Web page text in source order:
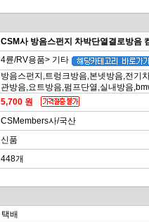
CSM사 방음스펀지 차박단열결로방음
4륜/RV용품> 기타
방음스펀지,트렁크방음,본넷방음,전기
관방음,요트방음,펌프단열,실내방음
5,700 원
CSMembers사/국산
신품
448개
택배